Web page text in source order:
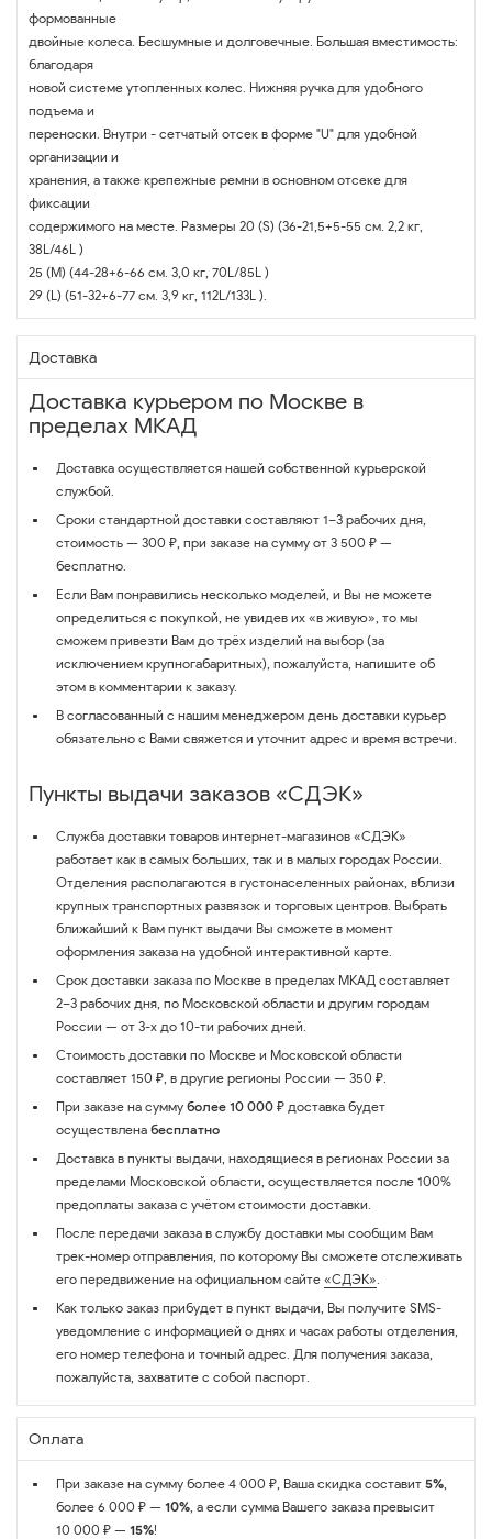
формованные
двойные колеса. Бесшумные и долговечные. Большая вместимость:
благодаря
новой системе утопленных колес. Нижняя ручка для удобного
подъема и
переноски. Внутри - сетчатый отсек в форме "U" для удобной
организации и
хранения, а также крепежные ремни в основном отсеке для
фиксации
содержимого на месте. Размеры 20 (S) (36-21,5+5-55 см. 2,2 кг,
38L/46L )
25 (M) (44-28+6-66 см. 3,0 кг, 70L/85L )
29 (L) (51-32+6-77 см. 3,9 кг, 112L/133L ).
Доставка
Доставка курьером по Москве в
пределах МКАД
Доставка осуществляется нашей собственной курьерской
службой.
Сроки стандартной доставки составляют 1–3 рабочих дня,
стоимость — 300 ₽, при заказе на сумму от 3 500 ₽ —
бесплатно.
Если Вам понравились несколько моделей, и Вы не можете
определиться с покупкой, не увидев их «в живую», то мы
сможем привезти Вам до трёх изделий на выбор (за
исключением крупногабаритных), пожалуйста, напишите об
этом в комментарии к заказу.
В согласованный с нашим менеджером день доставки курьер
обязательно с Вами свяжется и уточнит адрес и время встречи.
Пункты выдачи заказов «СДЭК»
Служба доставки товаров интернет-магазинов «СДЭК»
работает как в самых больших, так и в малых городах России.
Отделения располагаются в густонаселенных районах, вблизи
крупных транспортных развязок и торговых центров. Выбрать
ближайший к Вам пункт выдачи Вы сможете в момент
оформления заказа на удобной интерактивной карте.
Срок доставки заказа по Москве в пределах МКАД составляет
2–3 рабочих дня, по Московской области и другим городам
России — от 3-х до 10-ти рабочих дней.
Стоимость доставки по Москве и Московской области
составляет 150 ₽, в другие регионы России — 350 ₽.
При заказе на сумму более 10 000 ₽ доставка будет
осуществлена бесплатно
Доставка в пункты выдачи, находящиеся в регионах России за
пределами Московской области, осуществляется после 100%
предоплаты заказа с учётом стоимости доставки.
После передачи заказа в службу доставки мы сообщим Вам
трек-номер отправления, по которому Вы сможете отслеживать
его передвижение на официальном сайте «СДЭК».
Как только заказ прибудет в пункт выдачи, Вы получите SMS-
уведомление с информацией о днях и часах работы отделения,
его номер телефона и точный адрес. Для получения заказа,
пожалуйста, захватите с собой паспорт.
Оплата
При заказе на сумму более 4 000 ₽, Ваша скидка составит 5%,
более 6 000 ₽ — 10%, а если сумма Вашего заказа превысит
10 000 ₽ — 15%!